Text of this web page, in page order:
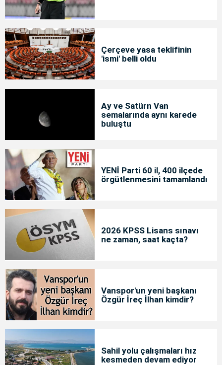
Çerçeve yasa teklifinin
'ismi' belli oldu
Ay ve Satürn Van
semalarında aynı karede
buluştu
YENİ Parti 60 il, 400 ilçede
örgütlenmesini tamamlandı
2026 KPSS Lisans sınavı
ne zaman, saat kaçta?
Vanspor'un yeni başkanı
Özgür İreç İlhan kimdir?
Sahil yolu çalışmaları hız
kesmeden devam ediyor